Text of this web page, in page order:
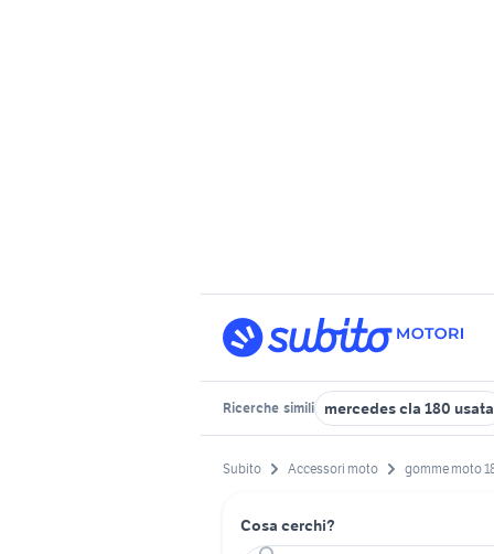
Ricerche simili mercedes cla 180 usata
Subito Accessori moto gomme moto
Cosa cerchi?